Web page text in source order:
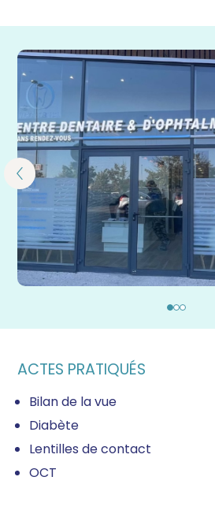
ACTES PRATIQUÉS
Bilan de la vue
Diabète
Lentilles de contact
OCT